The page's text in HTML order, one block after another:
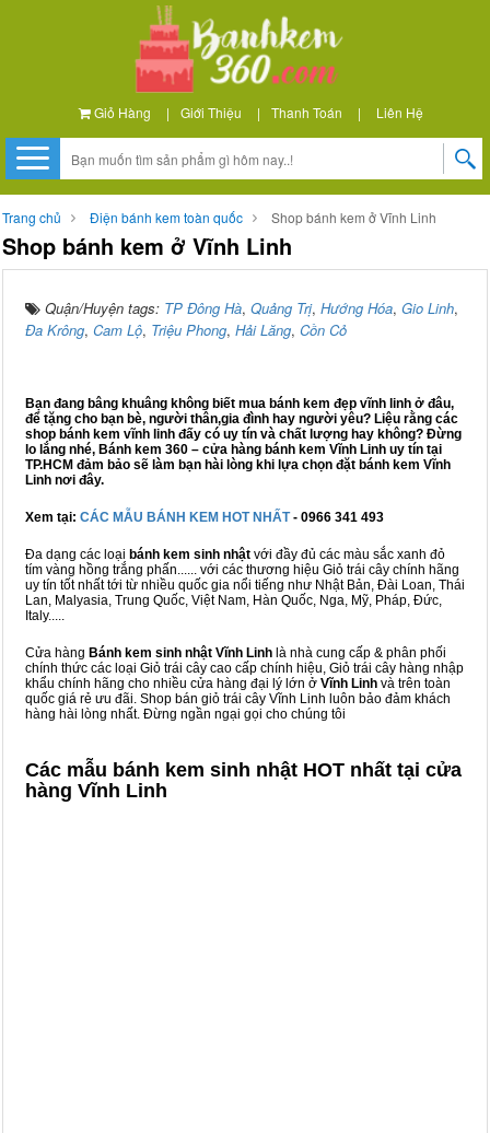
Giỏ Hàng | Giới Thiệu | Thanh Toán | Liên Hệ
Trang chủ Điện bánh kem toàn quốc Shop bánh kem ở Vĩnh Linh
Shop bánh kem ở Vĩnh Linh
Quận/Huyện tags: TP Đông Hà, Quảng Trị, Hướng Hóa, Gio Linh,
Đa Krông, Cam Lộ, Triệu Phong, Hải Lăng, Cồn Cỏ
Bạn đang bâng khuâng không biết mua bánh kem đẹp vĩnh linh ở đâu,
để tặng cho bạn bè, người thân,gia đình hay người yêu? Liệu rằng các
shop bánh kem vĩnh linh đấy có uy tín và chất lượng hay không? Đừng
lo lắng nhé, Bánh kem 360 – cửa hàng bánh kem Vĩnh Linh uy tín tại
TP.HCM đảm bảo sẽ làm bạn hài lòng khi lựa chọn đặt bánh kem Vĩnh
Linh nơi đây.
Xem tại: CÁC MẪU BÁNH KEM HOT NHẤT- 0966 341 493
Đa dạng các loại bánh kem sinh nhật với đầy đủ các màu sắc xanh đỏ
tím vàng hồng trắng phấn...... với các thương hiệu Giỏ trái cây chính hãng
uy tín tốt nhất tới từ nhiều quốc gia nổi tiếng như Nhật Bản, Đài Loan, Thái
Lan, Malyasia, Trung Quốc, Việt Nam, Hàn Quốc, Nga, Mỹ, Pháp, Đức,
Italy.....
Cửa hàng Bánh kem sinh nhật Vĩnh Linh là nhà cung cấp & phân phối
chính thức các loại Giỏ trái cây cao cấp chính hiệu, Giỏ trái cây hàng nhập
khẩu chính hãng cho nhiều cửa hàng đại lý lớn ở Vĩnh Linh và trên toàn
quốc giá rẻ ưu đãi. Shop bán giỏ trái cây Vĩnh Linh luôn bảo đảm khách
hàng hài lòng nhất. Đừng ngần ngại gọi cho chúng tôi
Các mẫu bánh kem sinh nhật HOT nhất tại cửa
hàng Vĩnh Linh